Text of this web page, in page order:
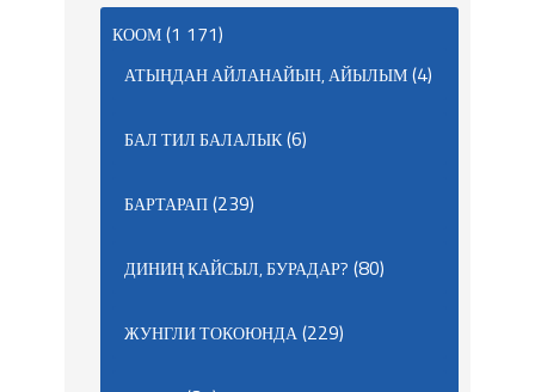
КООМ(1 171)
АТЫҢДАН АЙЛАНАЙЫН, АЙЫЛЫМ(4)
БАЛ ТИЛ БАЛАЛЫК(6)
БАРТАРАП(239)
ДИНИҢ КАЙСЫЛ, БУРАДАР? (80)
ЖУНГЛИ ТОКОЮНДА(229)